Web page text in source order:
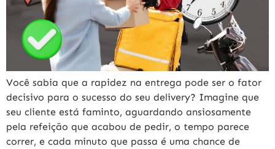
Você sabia que a rapidez na entrega pode ser o fator
decisivo para o sucesso do seu delivery? Imagine que
seu cliente está faminto, aguardando ansiosamente
pela refeição que acabou de pedir, o tempo parece
correr, e cada minuto que passa é uma chance de